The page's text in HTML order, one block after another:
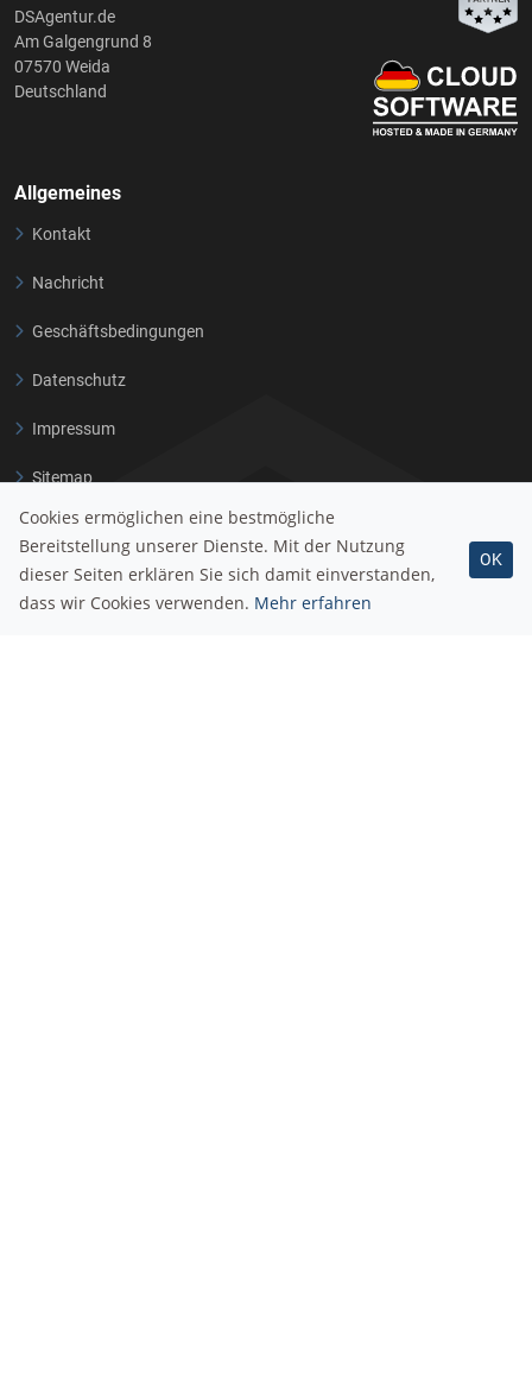
DSAgentur.de
Am Galgengrund 8
07570 Weida
Deutschland
Allgemeines
Kontakt
Nachricht
Geschäftsbedingungen
Datenschutz
Impressum
Sitemap
Kompetenzen
Dokumenten- und Prozessmanagement
Cookies ermöglichen eine bestmögliche
Bereitstellung unserer Dienste. Mit der Nutzung
dieser Seiten erklären Sie sich damit einverstanden,
dass wir Cookies verwenden. Mehr erfahren
OK